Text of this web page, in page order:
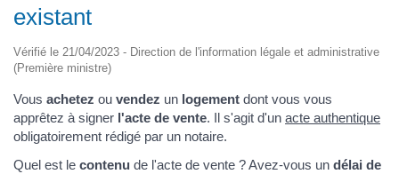
existant
Vérifié le 21/04/2023 - Direction de l'information légale et administrative
(Première ministre)
Vous achetez ou vendez un logement dont vous vous
apprêtez à signer l'acte de vente. Il s'agit d'un acte authentique
obligatoirement rédigé par un notaire.
Quel est le contenu de l'acte de vente ? Avez-vous un délai de